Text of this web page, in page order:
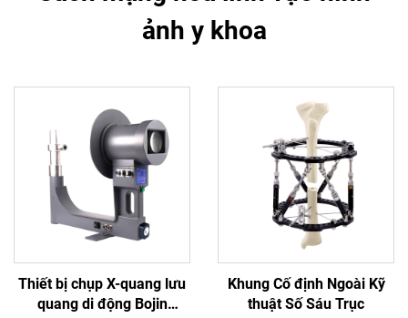
ảnh y khoa
Thiết bị chụp X-quang lưu
quang di động Bojin
Khung Cố định Ngoài Kỹ
thuật Số Sáu Trục